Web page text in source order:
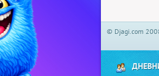
© Djagi.com